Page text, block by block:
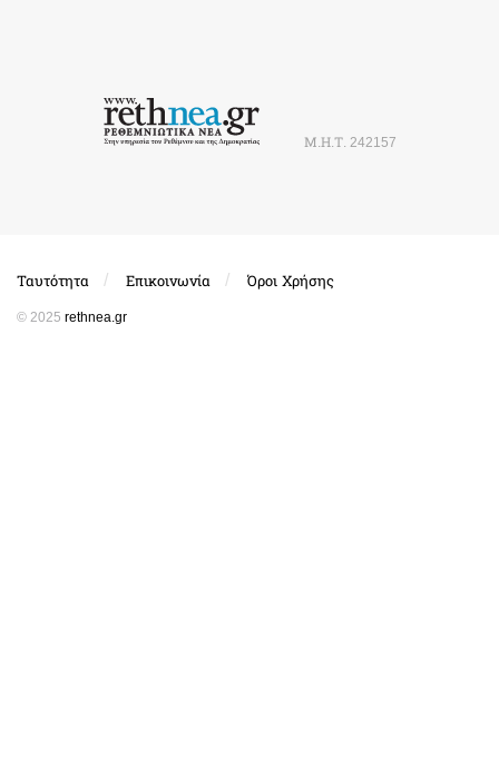
Μ.Η.Τ. 242157
Ταυτότητα Επικοινωνία Όροι Χρήσης
© 2025 rethnea.gr